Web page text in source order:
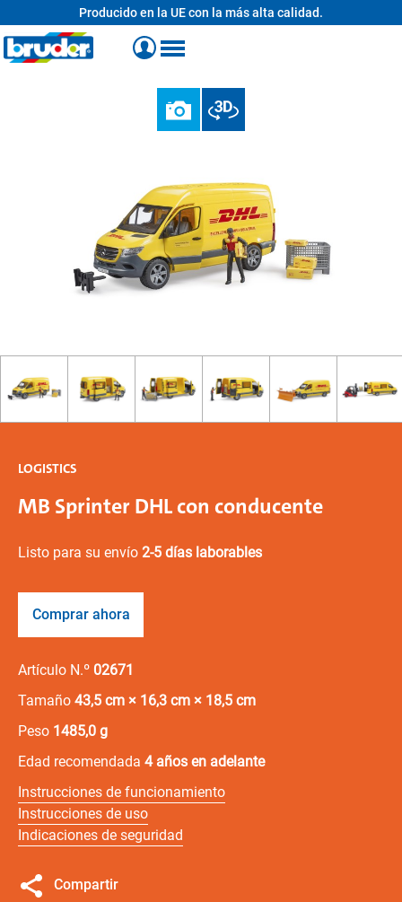
Producido en la UE con la más alta calidad.
LOGISTICS
MB Sprinter DHL con conducente
Listo para su envío 2-5 días laborables
Comprar ahora
Artículo N.º 02671
Tamaño 43,5 cm × 16,3 cm × 18,5 cm
Peso 1485,0 g
Edad recomendada 4 años en adelante
Instrucciones de funcionamiento
Instrucciones de uso
Indicaciones de seguridad
Compartir